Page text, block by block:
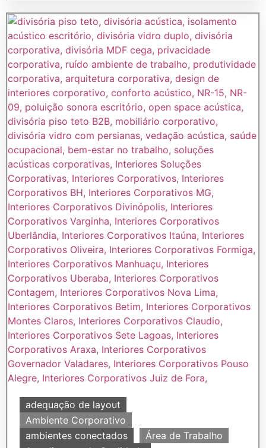
adequação de layout
Ambiente Corporativo
ambientes conectados
Área de Trabalho